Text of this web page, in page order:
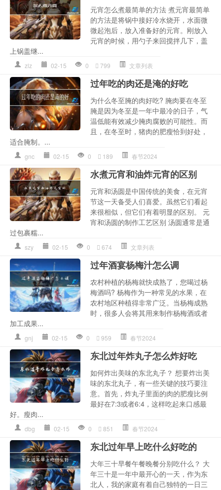
元宵怎么煮最简单的方法 煮元宵最简单
的方法是将锅中接好冷水烧开，水面微
微起泡后，放入准备好的元宵。刚放入
元宵的时候，用勺子来回搅拌几下，盖
上锅盖继...
zlz 02-15 0 799 文章列表
过年吃的肉还是淹的好吃
为什么冬至腌的肉好吃? 腌肉要在冬至
腌是因为冬至是一年中最冷的日子，气
温低能有效减少腌肉腐败的可能性。而
且，在冬至时，猪肉的肥瘦恰到好处，
适合腌制。...
gnc 02-15 0 189 春节2024
水煮元宵和油炸元宵的区别
元宵和汤圆是中国传统的美食，在元宵
节这一天备受人们喜爱。虽然它们看起
来很相似，但它们有着明显的区别。 元
宵和汤圆的制作工艺区别 汤圆通常是通
过包裹糯...
szy 02-15 0 674 文章列表
过年酒宴杨梅汁怎么调
农村种植的杨梅就快成熟了，您喝过杨
梅酒吗? 杨梅作为一种常见的水果，在
农村地区种植得非常广泛。当杨梅成熟
时，很多人会将其用来制作杨梅酒或者
加工成果...
gnj 02-15 0 959 春节2024
东北过年炸丸子怎么炸好吃
如何炸出美味的东北丸子？ 想要炸出美
味的东北丸子，有一些关键的技巧要注
意。首先，炸丸子里面的肉的肥瘦比例
最好在7:3或者6:4，这样吃起来口感最
好。瘦肉...
dbg 02-15 0 851 春节2024
东北过年早上吃什么好吃的
大年三十早餐午餐晚餐分别吃什么？ 大
年三十是一年中最开心的一天，作为东
北人，我的家庭有着自己独特的一日三